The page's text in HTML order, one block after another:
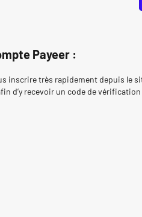
Payeer :
inscrire très rapidement depuis le
d’y recevoir un code de